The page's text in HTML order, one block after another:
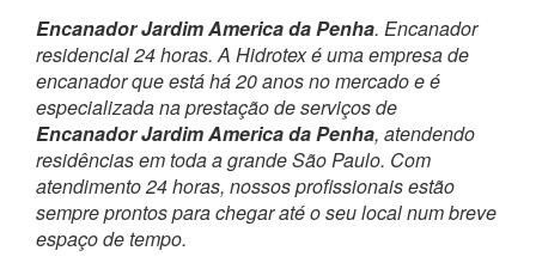
Encanador Jardim America da Penha. Encanador
residencial 24 horas. A Hidrotex é uma empresa de
encanador que está há 20 anos no mercado e é
especializada na prestação de serviços de
Encanador Jardim America da Penha, atendendo
residências em toda a grande São Paulo. Com
atendimento 24 horas, nossos profissionais estão
sempre prontos para chegar até o seu local num breve
espaço de tempo.